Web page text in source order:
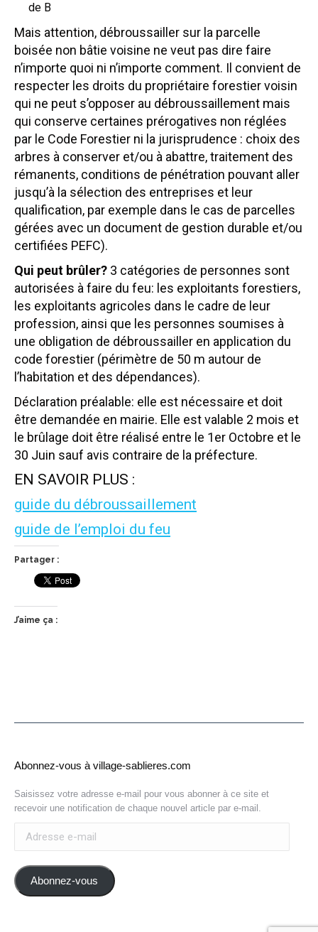
de B
Mais attention, débroussailler sur la parcelle
boisée non bâtie voisine ne veut pas dire faire
n’importe quoi ni n’importe comment. Il convient de
respecter les droits du propriétaire forestier voisin
qui ne peut s’opposer au débroussaillement mais
qui conserve certaines prérogatives non réglées
par le Code Forestier ni la jurisprudence : choix des
arbres à conserver et/ou à abattre, traitement des
rémanents, conditions de pénétration pouvant aller
jusqu’à la sélection des entreprises et leur
qualification, par exemple dans le cas de parcelles
gérées avec un document de gestion durable et/ou
certifiées PEFC).
Qui peut brûler? 3 catégories de personnes sont
autorisées à faire du feu: les exploitants forestiers,
les exploitants agricoles dans le cadre de leur
profession, ainsi que les personnes soumises à
une obligation de débroussailler en application du
code forestier (périmètre de 50 m autour de
l’habitation et des dépendances).
Déclaration préalable: elle est nécessaire et doit
être demandée en mairie. Elle est valable 2 mois et
le brûlage doit être réalisé entre le 1er Octobre et le
30 Juin sauf avis contraire de la préfecture.
EN SAVOIR PLUS :
guide du débroussaillement
guide de l’emploi du feu
Partager :
J’aime ça :
Abonnez-vous à village-sablieres.com
Saisissez votre adresse e-mail pour vous abonner à ce site et
recevoir une notification de chaque nouvel article par e-mail.
Abonnez-vous